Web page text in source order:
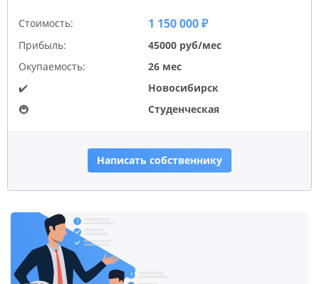
Стоимость: 1 150 000 ₽
Прибыль:
45000 руб/мес
Окупаемость:
26 мес
✔️
Новосибирск
🚇
Студенческая
Написать собственнику